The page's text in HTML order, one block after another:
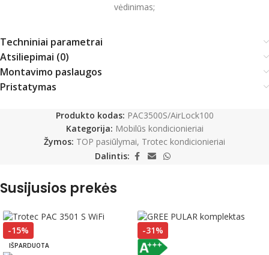
vėdinimas;
Techniniai parametrai
Atsiliepimai (0)
Montavimo paslaugos
Pristatymas
Produkto kodas: PAC3500S/AirLock100
Kategorija: Mobilūs kondicionieriai
Žymos: TOP pasiūlymai, Trotec kondicionieriai
Dalintis:
Susijusios prekės
-15%
IŠPARDUOTA
-31%